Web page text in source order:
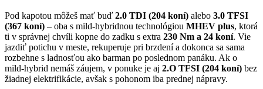
Pod kapotou môžeš mať buď 2.0 TDI (204 koní) alebo 3.0 TFSI
(367 koní) – oba s mild-hybridnou technológiou MHEV plus, ktorá
ti v správnej chvíli kopne do zadku s extra 230 Nm a 24 koní. Vie
jazdiť potichu v meste, rekuperuje pri brzdení a dokonca sa sama
rozbehne s ladnosťou ako barman po poslednom panáku. Ak o
mild-hybrid nemáš záujem, v ponuke je aj 2.O TFSI (204 koní) bez
žiadnej elektrifikácie, avšak s pohonom iba prednej nápravy.